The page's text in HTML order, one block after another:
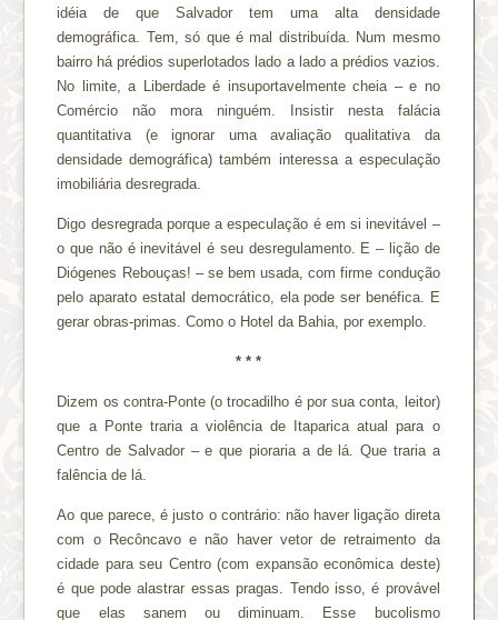
idéia de que Salvador tem uma alta densidade
demográfica. Tem, só que é mal distribuída. Num mesmo
bairro há prédios superlotados lado a lado a prédios vazios.
No limite, a Liberdade é insuportavelmente cheia – e no
Comércio não mora ninguém. Insistir nesta falácia
quantitativa (e ignorar uma avaliação qualitativa da
densidade demográfica) também interessa a especulação
imobiliária desregrada.
Digo desregrada porque a especulação é em si inevitável –
o que não é inevitável é seu desregulamento. E – lição de
Diógenes Rebouças! – se bem usada, com firme condução
pelo aparato estatal democrático, ela pode ser benéfica. E
gerar obras-primas. Como o Hotel da Bahia, por exemplo.
* * *
Dizem os contra-Ponte (o trocadilho é por sua conta, leitor)
que a Ponte traria a violência de Itaparica atual para o
Centro de Salvador – e que pioraria a de lá. Que traria a
falência de lá.
Ao que parece, é justo o contrário: não haver ligação direta
com o Recôncavo e não haver vetor de retraimento da
cidade para seu Centro (com expansão econômica deste)
é que pode alastrar essas pragas. Tendo isso, é provável
que elas sanem ou diminuam. Esse bucolismo